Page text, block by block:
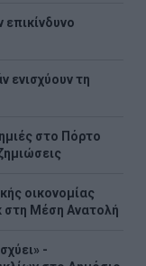
επικίνδυνο
ενισχύουν τη
στο Πόρτο
οικονομίας
στη Μέση Ανατολή
-